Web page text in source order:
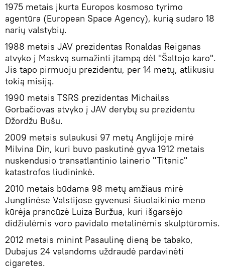
1975 metais įkurta Europos kosmoso tyrimo
agentūra (European Space Agency), kurią sudaro 18
narių valstybių.
1988 metais JAV prezidentas Ronaldas Reiganas
atvyko į Maskvą sumažinti įtampą dėl "Šaltojo karo".
Jis tapo pirmuoju prezidentu, per 14 metų, atlikusiu
tokią misiją.
1990 metais TSRS prezidentas Michailas
Gorbačiovas atvyko į JAV derybų su prezidentu
Džordžu Bušu.
2009 metais sulaukusi 97 metų Anglijoje mirė
Milvina Din, kuri buvo paskutinė gyva 1912 metais
nuskendusio transatlantinio lainerio "Titanic"
katastrofos liudininkė.
2010 metais būdama 98 metų amžiaus mirė
Jungtinėse Valstijose gyvenusi šiuolaikinio meno
kūrėja prancūzė Luiza Buržua, kuri išgarsėjo
didžiulėmis voro pavidalo metalinėmis skulptūromis.
2012 metais minint Pasaulinę dieną be tabako,
Dubajus 24 valandoms uždraudė pardavinėti
cigaretes.